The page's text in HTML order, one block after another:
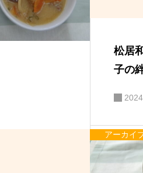
松居
子の
アーカイ